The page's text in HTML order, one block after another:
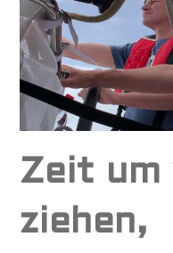
Zeit um
ziehen,